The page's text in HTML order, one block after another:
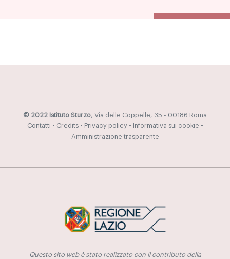
© 2022 Istituto Sturzo, Via delle Coppelle, 35 - 00186 Roma
Contatti • Credits• Privacy policy• Informativa sui cookie •
Amministrazione trasparente
Questo sito web è stato realizzato con il contributo della